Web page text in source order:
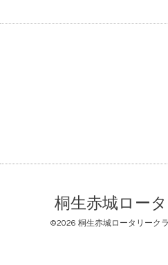
桐生赤城ロー
©2026 桐生赤城ロータリーク